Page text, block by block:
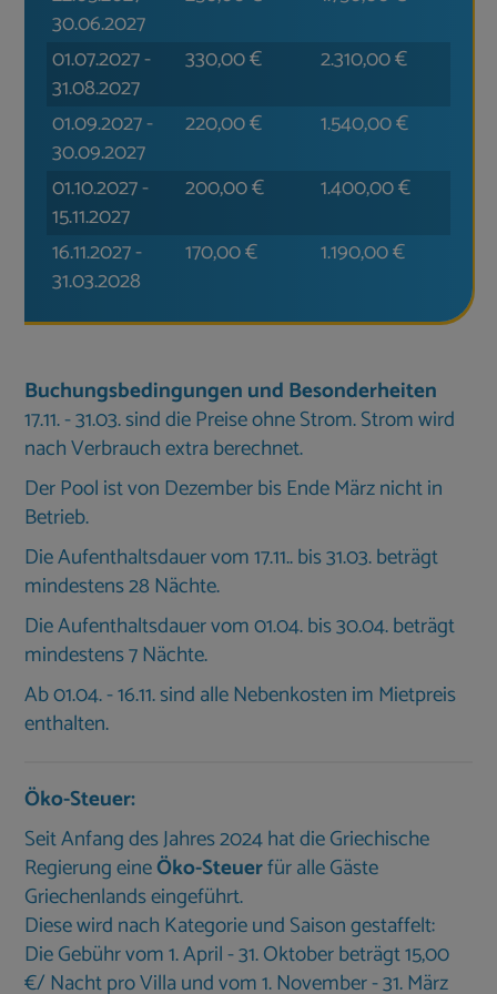
30.06.2027
01.07.2027-
31.08.2027
330,00€ 2.310,00€
01.09.2027-
30.09.2027
220,00€ 1.540,00€
01.10.2027-
15.11.2027
200,00€ 1.400,00€
16.11.2027-
31.03.2028
170,00€ 1.190,00€
Buchungsbedingungen und Besonderheiten
17.11. - 31.03. sind die Preise ohne Strom. Strom wird
nach Verbrauch extra berechnet.
Der Pool ist von Dezember bis Ende März nicht in
Betrieb.
Die Aufenthaltsdauer vom 17.11.. bis 31.03. beträgt
mindestens 28 Nächte.
Die Aufenthaltsdauer vom 01.04. bis 30.04. beträgt
mindestens 7 Nächte.
Ab 01.04. - 16.11. sind alle Nebenkosten im Mietpreis
enthalten.
Öko-Steuer:
Seit Anfang des Jahres 2024 hat die Griechische
Regierung eineÖko-Steuerfür alle Gäste
Griechenlands eingeführt.
Diese wird nach Kategorie und Saison gestaffelt:
Die Gebühr vom 1. April - 31. Oktober beträgt 15,00
€/ Nacht pro Villa und vom 1. November - 31. März